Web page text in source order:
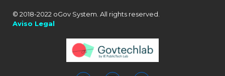
© 2018-2022 oGov System. All rights reserved.
Aviso Legal